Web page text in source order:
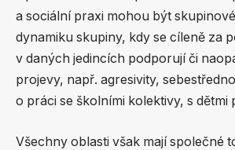
a sociální praxi mohou být
dynamiku skupiny, kdy se cíleně za
v daných jedincích podporují či
projevy, např. agresivity,
o práci se školními kolektivy, s dětmi
Všechny oblasti však mají společné